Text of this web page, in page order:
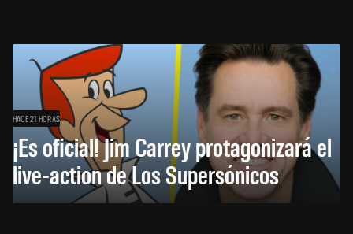
HACE 21 HORAS
¡Es oficial! Jim Carrey protagonizará el
live-action de Los Supersónicos